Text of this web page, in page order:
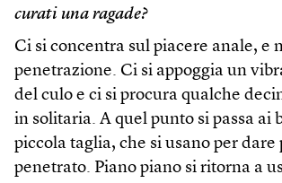
curati una ragade?
Ci si concentra sul piacere anale, e
penetrazione. Ci si appoggia un
del culo e ci si procura qualche
in solitaria. A quel punto si passa ai
piccola taglia, che si usano per dare
penetrato. Piano piano si ritorna a